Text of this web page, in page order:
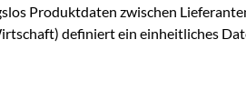
Produktdaten zwischen
definiert ein einheitliches